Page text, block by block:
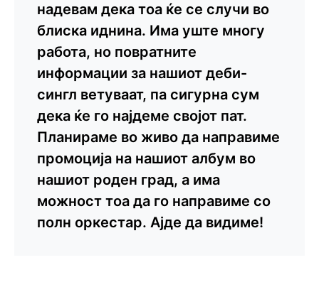
надевам дека тоа ќе се случи во
блиска иднина. Има уште многу
работа, но повратните
информации за нашиот деби-
сингл ветуваат, па сигурна сум
дека ќе го најдеме својот пат.
Планираме во живо да направиме
промоција на нашиот албум во
нашиот роден град, а има
можност тоа да го направиме со
полн оркестар. Ајде да видиме!